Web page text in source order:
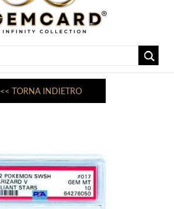
<< TORNA INDIETRO